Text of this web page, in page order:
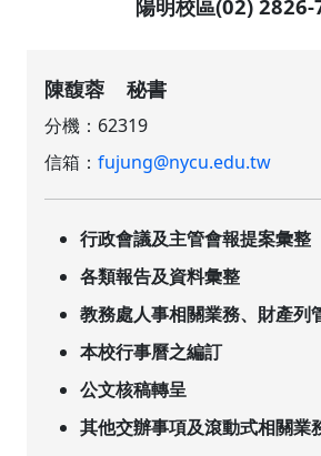
陽明校區(02)
陳馥蓉 秘書
分機： 62319
信箱：fujung@nycu.edu.tw
行政會議及主管會報提案彙整
各類報告及資料彙整
教務處人事相關業務、財產列
本校行事曆之編訂
公文核稿轉呈
其他交辦事項及滾動式相關業